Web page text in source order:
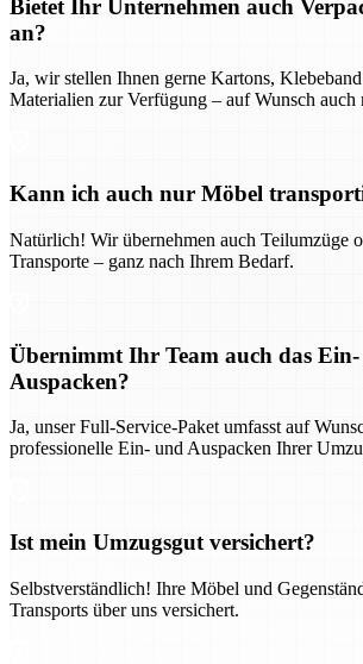
Bietet Ihr Unternehmen auch
an?
Ja, wir stellen Ihnen gerne Kartons,
Materialien zur Verfügung – auf Wunsch
Kann ich auch nur Möbel
Natürlich! Wir übernehmen auch Teilumzüge
Transporte – ganz nach Ihrem Bedarf.
Übernimmt Ihr Team auch das
Auspacken?
Ja, unser Full-Service-Paket umfasst auf
professionelle Ein- und Auspacken Ihrer
Ist mein Umzugsgut versichert?
Selbstverständlich! Ihre Möbel und
Transports über uns versichert.